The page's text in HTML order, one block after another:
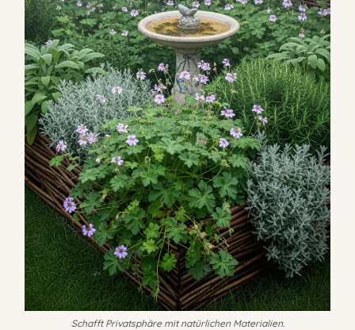
Schafft Privatsphäre mit natürlichen Materialien.